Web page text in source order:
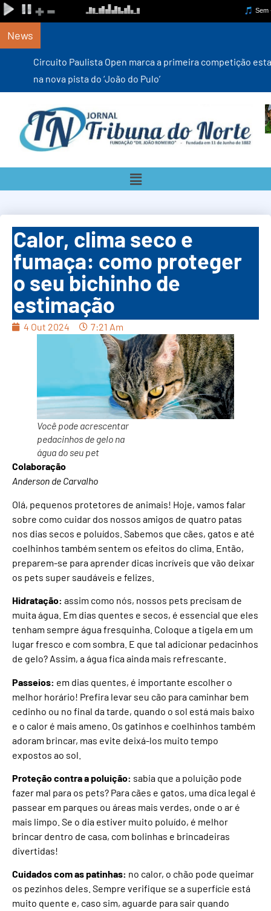
News
Circuito Paulista Open marca a primeira competição estadual
na nova pista do ‘João do Pulo’
Calor, clima seco e
fumaça: como proteger
o seu bichinho de
estimação
4 Out 2024 7:21 Am
Você pode acrescentar
pedacinhos de gelo na
água do seu pet
Colaboração
Anderson de Carvalho
Olá, pequenos protetores de animais! Hoje, vamos falar
sobre como cuidar dos nossos amigos de quatro patas
nos dias secos e poluídos. Sabemos que cães, gatos e até
coelhinhos também sentem os efeitos do clima. Então,
preparem-se para aprender dicas incríveis que vão deixar
os pets super saudáveis e felizes.
Hidratação: assim como nós, nossos pets precisam de
muita água. Em dias quentes e secos, é essencial que eles
tenham sempre água fresquinha. Coloque a tigela em um
lugar fresco e com sombra. E que tal adicionar pedacinhos
de gelo? Assim, a água fica ainda mais refrescante.
Passeios: em dias quentes, é importante escolher o
melhor horário! Prefira levar seu cão para caminhar bem
cedinho ou no final da tarde, quando o sol está mais baixo
e o calor é mais ameno. Os gatinhos e coelhinhos também
adoram brincar, mas evite deixá-los muito tempo
expostos ao sol.
Proteção contra a poluição: sabia que a poluição pode
fazer mal para os pets? Para cães e gatos, uma dica legal é
passear em parques ou áreas mais verdes, onde o ar é
mais limpo. Se o dia estiver muito poluído, é melhor
brincar dentro de casa, com bolinhas e brincadeiras
divertidas!
Cuidados com as patinhas: no calor, o chão pode queimar
os pezinhos deles. Sempre verifique se a superfície está
muito quente e, caso sim, aguarde para sair quando